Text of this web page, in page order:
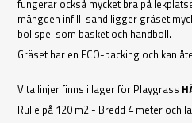
fungerar också mycket bra på
mängden infill-sand ligger gräset
bollspel som basket och handboll.
Gräset har en ECO-backing och kan
Vita linjer finns i lager för Playgrass
Rulle på 120 m2 - Bredd 4 meter och